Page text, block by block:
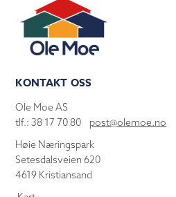
KONTAKT OSS
Ole Moe AS
tlf.: 38 17 70 80 post@olemoe.no
Høie Næringspark
Setesdalsveien 620
4619 Kristiansand